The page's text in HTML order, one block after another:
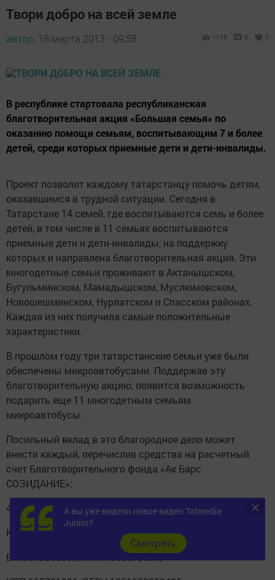
Твори добро на всей земле
автор, 18 марта 2013 - 09:58 1135 0 0
В республике стартовала республиканская
благотворительная акция «Большая семья» по
оказанию помощи семьям, воспитывающим 7 и более
детей, среди которых приемные дети и дети-инвалиды.
Проект позволит каждому татарстанцу помочь детям,
оказавшимся в трудной ситуации. Сегодня в
Татарстане 14 семей, где воспитываются семь и более
детей, в том числе в 11 семьях воспитываются
приемные дети и дети-инвалиды, на поддержку
которых и направлена благотворительная акция. Эти
многодетные семьи проживают в Актанышском,
Бугульминском, Мамадышском, Муслюмовском,
Новошешминском, Нурлатском и Спасском районах.
Каждая из них получила самые положительные
характеристики.
В прошлом году три татарстанские семьи уже были
обеспечены микроавтобусами. Поддержав эту
благотворительную акцию, появится возможность
подарить еще 11 многодетным семьям
микроавтобусы.
Посильный вклад в это благородное дело может
внести каждый, перечислив средства на расчетный
счет Благотворительного фонда «Ак Барс
СОЗИДАНИЕ»:
40703810100020000999 в ОАО «АК БАРС» Банк,
Корреспондентский счет 30101810000000000805,
БИК 049205805, ИНН 1658079690,
А вы уже видели новое видео Tatmedia
Junior?
Cмотреть